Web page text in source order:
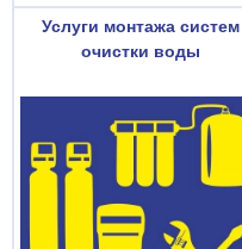
Услуги монтажа систем
очистки воды